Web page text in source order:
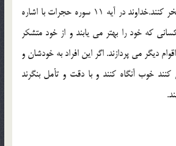
مي شود تا ديگران را تمسخر كنند.خداوند در آيه 11 سوره حجرات با اشاره
كه خود را بهتر مي يابند و از خود متشكر
ديگر مي پردازند. اگر اين افراد به خودشان و
خوب آنگاه كنند و با دقت و تأمل بنگرند